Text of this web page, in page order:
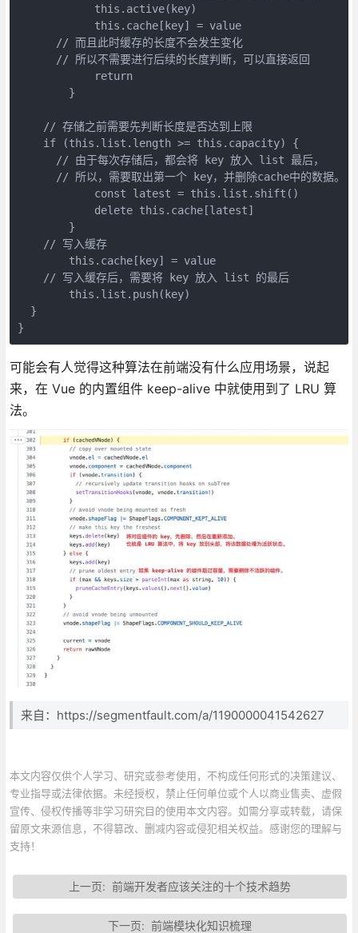
            this.active(key)
            this.cache[key] = value
      // 而且此时缓存的长度不会发生变化
      // 所以不需要进行后续的长度判断，可以直接返回
            return
        }
    // 存储之前需要先判断长度是否达到上限
    if (this.list.length >= this.capacity) {
      // 由于每次存储后，都会将 key 放入 list 最后，
      // 所以，需要取出第一个 key，并删除cache中的数据。
            const latest = this.list.shift()
            delete this.cache[latest]
        }
    // 写入缓存
        this.cache[key] = value
    // 写入缓存后，需要将 key 放入 list 的最后
        this.list.push(key)
  }
}
可能会有人觉得这种算法在前端没有什么应用场景，说起
来，在 Vue 的内置组件 keep-alive 中就使用到了 LRU 算
法。
来自：https://segmentfault.com/a/1190000041542627
本文内容仅供个人学习、研究或参考使用，不构成任何形式的决策建议、
专业指导或法律依据。未经授权，禁止任何单位或个人以商业售卖、虚假
宣传、侵权传播等非学习研究目的使用本文内容。如需分享或转载，请保
留原文来源信息，不得篡改、删减内容或侵犯相关权益。感谢您的理解与
支持！
上一页: 前端开发者应该关注的十个技术趋势
下一页: 前端模块化知识梳理